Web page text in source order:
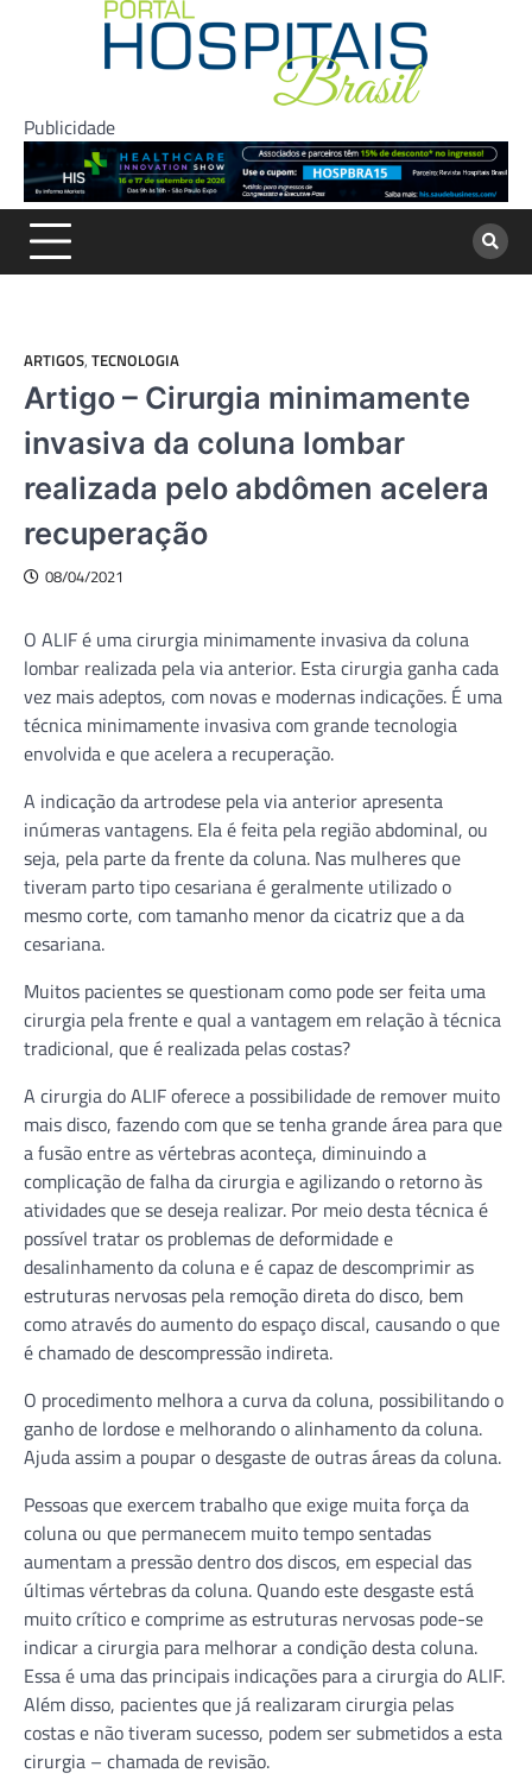
Publicidade
ARTIGOS, TECNOLOGIA
Artigo – Cirurgia minimamente
invasiva da coluna lombar
realizada pelo abdômen acelera
recuperação
08/04/2021
O ALIF é uma cirurgia minimamente invasiva da coluna
lombar realizada pela via anterior. Esta cirurgia ganha cada
vez mais adeptos, com novas e modernas indicações. É uma
técnica minimamente invasiva com grande tecnologia
envolvida e que acelera a recuperação.
A indicação da artrodese pela via anterior apresenta
inúmeras vantagens. Ela é feita pela região abdominal, ou
seja, pela parte da frente da coluna. Nas mulheres que
tiveram parto tipo cesariana é geralmente utilizado o
mesmo corte, com tamanho menor da cicatriz que a da
cesariana.
Muitos pacientes se questionam como pode ser feita uma
cirurgia pela frente e qual a vantagem em relação à técnica
tradicional, que é realizada pelas costas?
A cirurgia do ALIF oferece a possibilidade de remover muito
mais disco, fazendo com que se tenha grande área para que
a fusão entre as vértebras aconteça, diminuindo a
complicação de falha da cirurgia e agilizando o retorno às
atividades que se deseja realizar. Por meio desta técnica é
possível tratar os problemas de deformidade e
desalinhamento da coluna e é capaz de descomprimir as
estruturas nervosas pela remoção direta do disco, bem
como através do aumento do espaço discal, causando o que
é chamado de descompressão indireta.
O procedimento melhora a curva da coluna, possibilitando o
ganho de lordose e melhorando o alinhamento da coluna.
Ajuda assim a poupar o desgaste de outras áreas da coluna.
Pessoas que exercem trabalho que exige muita força da
coluna ou que permanecem muito tempo sentadas
aumentam a pressão dentro dos discos, em especial das
últimas vértebras da coluna. Quando este desgaste está
muito crítico e comprime as estruturas nervosas pode-se
indicar a cirurgia para melhorar a condição desta coluna.
Essa é uma das principais indicações para a cirurgia do ALIF.
Além disso, pacientes que já realizaram cirurgia pelas
costas e não tiveram sucesso, podem ser submetidos a esta
cirurgia – chamada de revisão.